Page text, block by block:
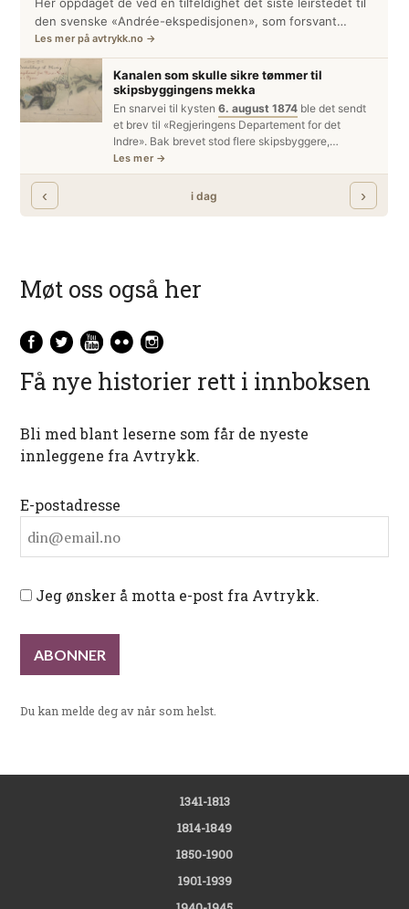
Møt oss også her
Få nye historier rett i innboksen
Bli med blant leserne som får de nyeste
innleggene fra Avtrykk.
E-postadresse
Jeg ønsker å motta e-post fra Avtrykk.
Du kan melde deg av når som helst.
1341-1813
1814-1849
1850-1900
1901-1939